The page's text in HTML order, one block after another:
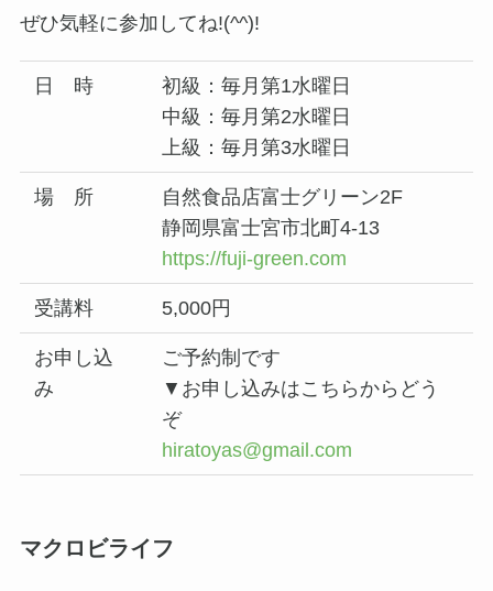
ぜひ気軽に参加してね!(^^)!
日 時
初級：毎月第1水曜日
中級：毎月第2水曜日
上級：毎月第3水曜日
場 所
自然食品店富士グリーン2F
静岡県富士宮市北町4-13
https://fuji-green.com
受講料 5,000円
お申し込
み
ご予約制です
▼お申し込みはこちらからどう
ぞ
hiratoyas@gmail.com
マクロビライフ